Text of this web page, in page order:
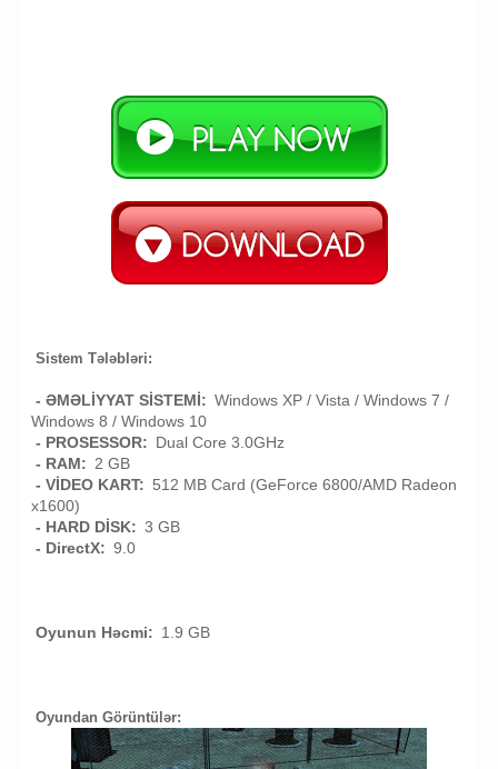
Sistem Tələbləri:
- ƏMƏLİYYAT SİSTEMİ: Windows XP / Vista / Windows 7 /
Windows 8 / Windows 10
- PROSESSOR: Dual Core 3.0GHz
- RAM: 2 GB
- VİDEO KART: 512 MB Card (GeForce 6800/AMD Radeon
x1600)
- HARD DİSK: 3 GB
- DirectX: 9.0
Oyunun Həcmi: 1.9 GB
Oyundan Görüntülər: